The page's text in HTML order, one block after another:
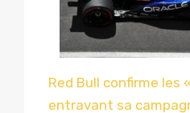
Red Bull confirme les
entravant sa